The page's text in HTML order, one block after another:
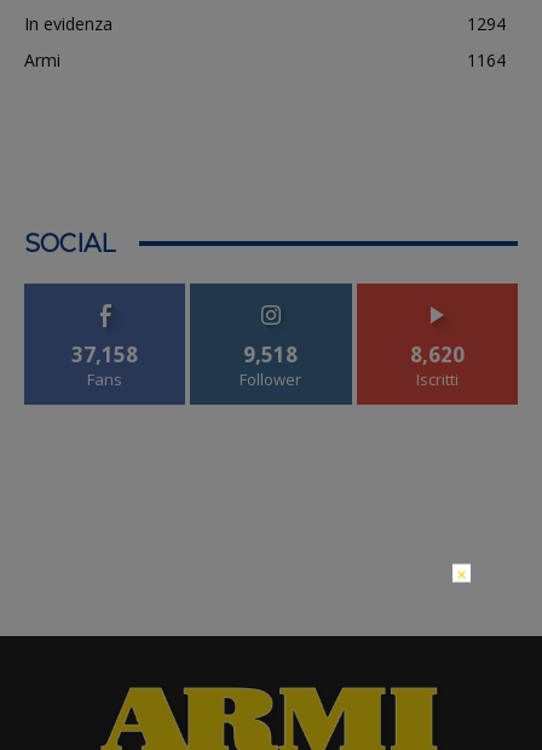
In evidenza
1294
Armi
1164
SOCIAL
37,158
Fans
9,518
Follower
8,620
Iscritti
×